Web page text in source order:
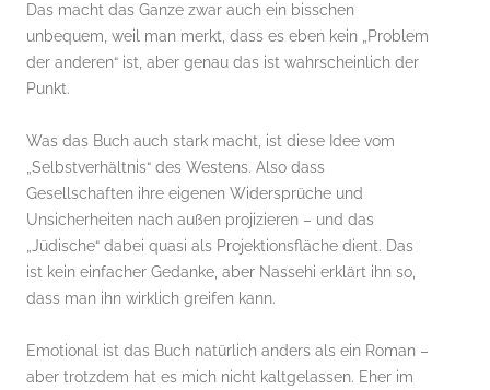
Das macht das Ganze zwar auch ein bisschen
unbequem, weil man merkt, dass es eben kein „Problem
der anderen“ ist, aber genau das ist wahrscheinlich der
Punkt.
Was das Buch auch stark macht, ist diese Idee vom
„Selbstverhältnis“ des Westens. Also dass
Gesellschaften ihre eigenen Widersprüche und
Unsicherheiten nach außen projizieren – und das
„Jüdische“ dabei quasi als Projektionsfläche dient. Das
ist kein einfacher Gedanke, aber Nassehi erklärt ihn so,
dass man ihn wirklich greifen kann.
Emotional ist das Buch natürlich anders als ein Roman –
aber trotzdem hat es mich nicht kaltgelassen. Eher im